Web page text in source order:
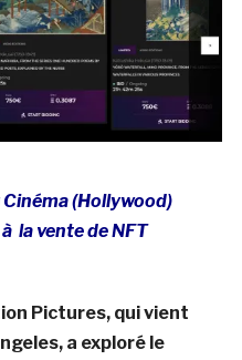
Cinéma (Hollywood)
la vente de NFT
Pictures, qui vient
a exploré le